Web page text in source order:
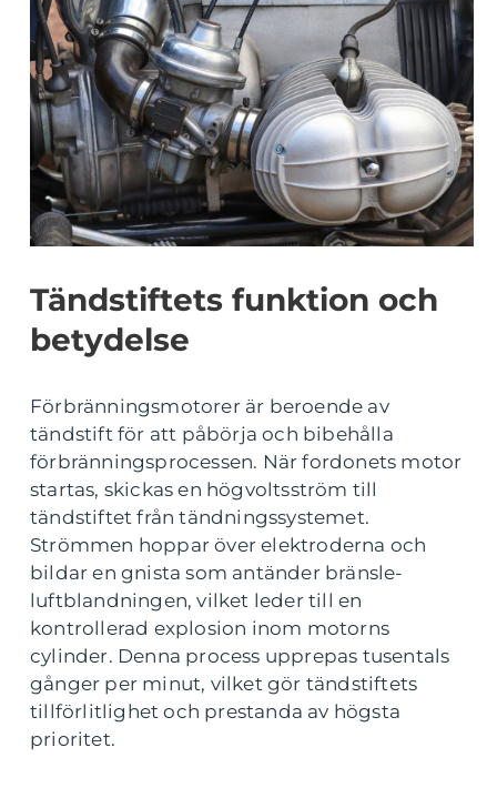
Tändstiftets funktion och
betydelse
Förbränningsmotorer är beroende av
tändstift för att påbörja och bibehålla
förbränningsprocessen. När fordonets motor
startas, skickas en högvoltsström till
tändstiftet från tändningssystemet.
Strömmen hoppar över elektroderna och
bildar en gnista som antänder bränsle-
luftblandningen, vilket leder till en
kontrollerad explosion inom motorns
cylinder. Denna process upprepas tusentals
gånger per minut, vilket gör tändstiftets
tillförlitlighet och prestanda av högsta
prioritet.